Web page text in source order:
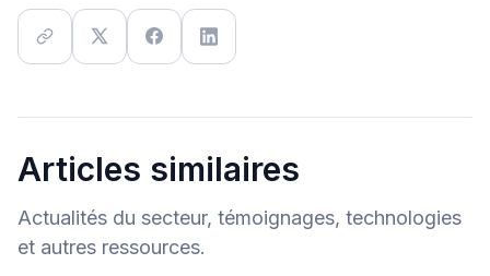
Articles similaires
Actualités du secteur, témoignages, technologies
et autres ressources.